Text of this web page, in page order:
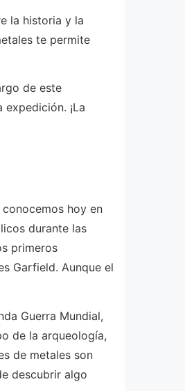
la historia y la
te permite
de este
¡La
hoy en
durante las
primeros
Garfield. Aunque el
Guerra Mundial,
de la arqueología,
de metales son
descubrir algo